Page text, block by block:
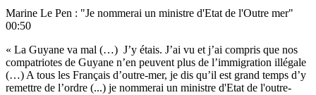
Marine Le Pen : "Je nommerai un ministre d'Etat de l'Outre mer"
00:50
« La Guyane va mal (…) J’y étais. J’ai vu et j’ai compris que nos
compatriotes de Guyane n’en peuvent plus de l’immigration illégale
(…) A tous les Français d’outre-mer, je dis qu’il est grand temps d’y
remettre de l’ordre (...) je nommerai un ministre d'Etat de l'outre-